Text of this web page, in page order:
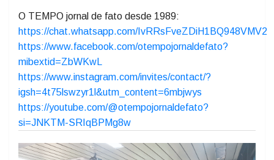
Ana P. Roncaglio Spudeit / Assessoria de
Comunicação
O TEMPO jornal de fato desde 1989:
https://chat.whatsapp.com/IvRRsFveZDiH1BQ948VMV2
https://www.facebook.com/otempojornaldefato?
mibextid=ZbWKwL
https://www.instagram.com/invites/contact/?
https://youtube.com/@otempojornaldefato?